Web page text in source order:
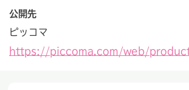
公開先
ピッコマ
https://piccoma.com/web/